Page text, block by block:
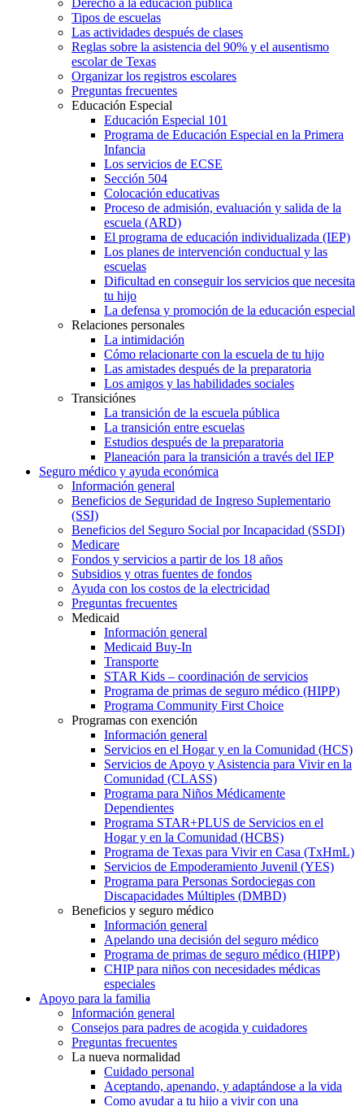
Tipos de escuelas
Las actividades después de clases
Reglas sobre la asistencia del 90% y el ausentismo
escolar de Texas
Organizar los registros escolares
Preguntas frecuentes
Educación Especial
Educación Especial 101
Programa de Educación Especial en la Primera
Infancia
Los servicios de ECSE
Sección 504
Colocación educativas
Proceso de admisión, evaluación y salida de la
escuela (ARD)
El programa de educación individualizada (IEP)
Los planes de intervención conductual y las
escuelas
Dificultad en conseguir los servicios que necesita
tu hijo
La defensa y promoción de la educación especial
Relaciones personales
La intimidación
Cómo relacionarte con la escuela de tu hijo
Las amistades después de la preparatoria
Los amigos y las habilidades sociales
Transiciónes
La transición de la escuela pública
La transición entre escuelas
Estudios después de la preparatoria
Planeación para la transición a través del IEP
Seguro médico y ayuda económica
Información general
Beneficios de Seguridad de Ingreso Suplementario
(SSI)
Beneficios del Seguro Social por Incapacidad (SSDI)
Medicare
Fondos y servicios a partir de los 18 años
Subsidios y otras fuentes de fondos
Ayuda con los costos de la electricidad
Preguntas frecuentes
Medicaid
Información general
Medicaid Buy-In
Transporte
STAR Kids – coordinación de servicios
Programa de primas de seguro médico (HIPP)
Programa Community First Choice
Programas con exención
Información general
Servicios en el Hogar y en la Comunidad (HCS)
Servicios de Apoyo y Asistencia para Vivir en la
Comunidad (CLASS)
Programa para Niños Médicamente
Dependientes
Programa STAR+PLUS de Servicios en el
Hogar y en la Comunidad (HCBS)
Programa de Texas para Vivir en Casa (TxHmL)
Servicios de Empoderamiento Juvenil (YES)
Programa para Personas Sordociegas con
Discapacidades Múltiples (DMBD)
Beneficios y seguro médico
Información general
Apelando una decisión del seguro médico
Programa de primas de seguro médico (HIPP)
CHIP para niños con necesidades médicas
especiales
Apoyo para la familia
Información general
Consejos para padres de acogida y cuidadores
Preguntas frecuentes
La nueva normalidad
Cuidado personal
Aceptando, apenando, y adaptándose a la vida
Como ayudar a tu hijo a vivir con una